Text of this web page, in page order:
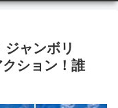
ジャンボリ
ション！誰